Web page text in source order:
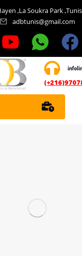
,La Soukra Park ,Tunis
adbtunis@gmail.com